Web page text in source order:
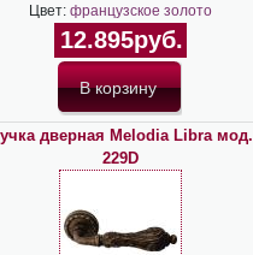
Цвет: французское золото
12.895руб.
дверная Melodia Libra мод.
229D